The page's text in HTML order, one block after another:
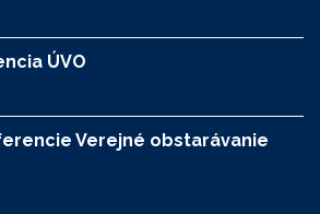
ÚVO
Verejné obstarávanie